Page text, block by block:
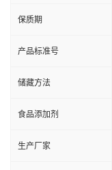
保质期
产品标准号
储藏方法
食品添加剂
生产厂家